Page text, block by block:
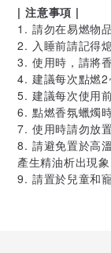
| 注意事項 |
1. 請勿在易燃物
2. 入睡前請記得熄
3. 使用時，請將
4. 建議每次點燃
5. 建議每次使用
6. 點燃香氛蠟燭
7. 使用時請勿放
8. 請避免置於高
產生精油析出現象
9. 請置於兒童和